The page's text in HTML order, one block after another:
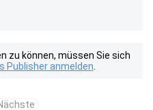
zu können, müssen Sie sich
Publisher anmelden